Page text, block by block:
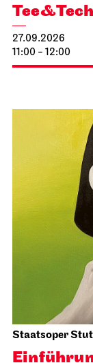
27.09.2026
11:00 - 12:00
Staatsoper